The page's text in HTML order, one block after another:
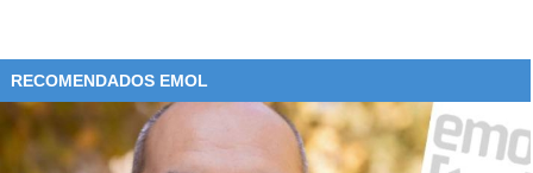
RECOMENDADOS EMOL